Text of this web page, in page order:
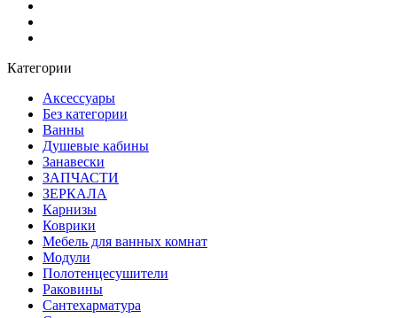
Категории
Аксессуары
Без категории
Ванны
Душевые кабины
Занавески
ЗАПЧАСТИ
ЗЕРКАЛА
Карнизы
Коврики
Мебель для ванных комнат
Модули
Полотенцесушители
Раковины
Сантехарматура